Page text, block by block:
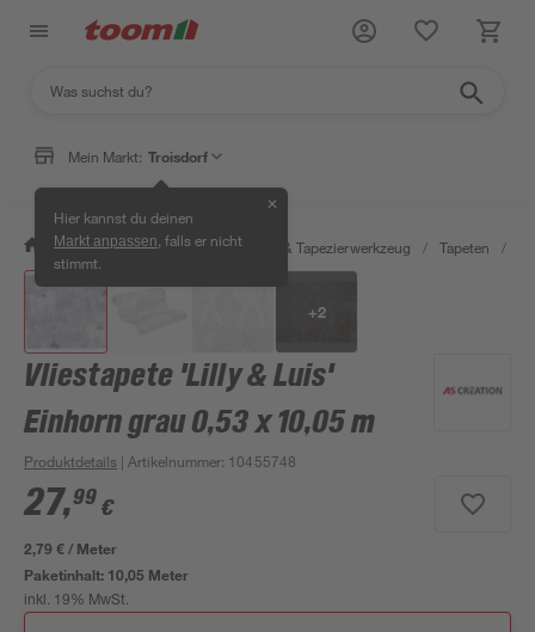
Mein Markt: Troisdorf
Hier kannst du deinen
Markt anpassen , falls er nicht
stimmt.
✕
/ Wohnen & Haushalt / Tapeten & Tapezierwerkzeug / Tapeten /
+2
Vliestapete 'Lilly & Luis'
Einhorn grau 0,53 x 10,05 m
Produktdetails | Artikelnummer: 10455748
27,99 €
2,79 € / Meter
Paketinhalt: 10,05 Meter
inkl. 19% MwSt.